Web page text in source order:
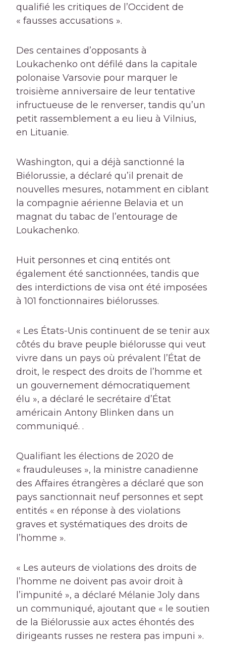
qualifié les critiques de l’Occident de
« fausses accusations ».
Des centaines d’opposants à
Loukachenko ont défilé dans la capitale
polonaise Varsovie pour marquer le
troisième anniversaire de leur tentative
infructueuse de le renverser, tandis qu’un
petit rassemblement a eu lieu à Vilnius,
en Lituanie.
Washington, qui a déjà sanctionné la
Biélorussie, a déclaré qu’il prenait de
nouvelles mesures, notamment en ciblant
la compagnie aérienne Belavia et un
magnat du tabac de l’entourage de
Loukachenko.
Huit personnes et cinq entités ont
également été sanctionnées, tandis que
des interdictions de visa ont été imposées
à 101 fonctionnaires biélorusses.
« Les États-Unis continuent de se tenir aux
côtés du brave peuple biélorusse qui veut
vivre dans un pays où prévalent l’État de
droit, le respect des droits de l’homme et
un gouvernement démocratiquement
élu », a déclaré le secrétaire d’État
américain Antony Blinken dans un
communiqué. .
Qualifiant les élections de 2020 de
« frauduleuses », la ministre canadienne
des Affaires étrangères a déclaré que son
pays sanctionnait neuf personnes et sept
entités « en réponse à des violations
graves et systématiques des droits de
l’homme ».
« Les auteurs de violations des droits de
l’homme ne doivent pas avoir droit à
l’impunité », a déclaré Mélanie Joly dans
un communiqué, ajoutant que « le soutien
de la Biélorussie aux actes éhontés des
dirigeants russes ne restera pas impuni ».